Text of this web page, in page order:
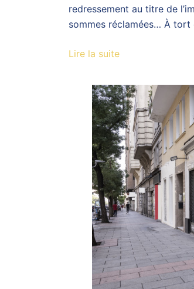
redressement au titre de
sommes réclamées… À tort
Lire la suite